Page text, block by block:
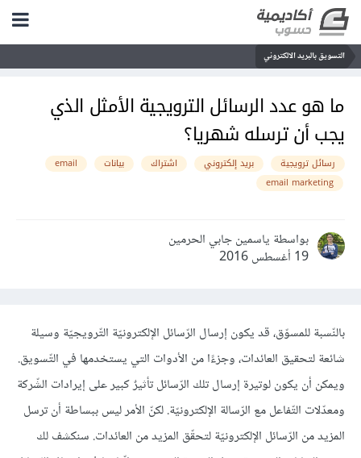
التسويق بالبريد الالكتروني
ما هو عدد الرسائل الترويجية الأمثل الذي
يجب أن ترسله شهريا؟
رسائل ترويجية بريد إلكتروني اشتراك بيانات
email
email marketing
بواسطة ياسمين جابي الحرمين
19 أغسطس 2016
بالنّسبة للمسوّق، قد يكون إرسال الرّسائل الإلكترونيّة التّرويجيّة وسيلة
شائعة لتحقيق العائدات، وجزءًا من الأدوات التي يستخدمها في التّسويق.
ويمكن أن يكون لوتيرة إرسال تلك الرّسائل تأثيرٌ كبير على إيرادات الشّركة
ومعدّلات التّفاعل مع الرّسالة الإلكترونيّة. لكنّ الأمر ليس ببساطة أن ترسل
المزيد من الرّسائل الإلكترونيّة لتحقّق المزيد من العائدات. سنكشف لك